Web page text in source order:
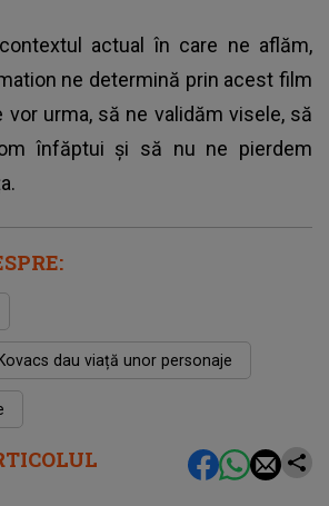
actual în care ne aflăm,
ne determină prin acest film
vor urma, să ne validăm visele, să
înfăptui și să nu ne pierdem
dau viață unor personaje